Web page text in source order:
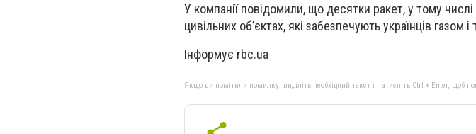
У компанії повідомили, що десятки ракет, у тому
цивільних об’єктах, які забезпечують українців газом
Інформує rbc.ua
Якщо ви помітили помилку, виділіть необхідний текст і натисніть Ctrl + Enter, щоб